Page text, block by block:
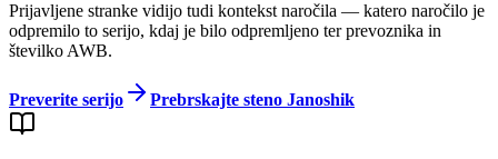
Prijavljene stranke vidijo tudi kontekst naročila — katero naročilo je
odpremilo to serijo, kdaj je bilo odpremljeno ter prevoznika in
številko AWB.
Preverite serijo Prebrskajte steno Janoshik